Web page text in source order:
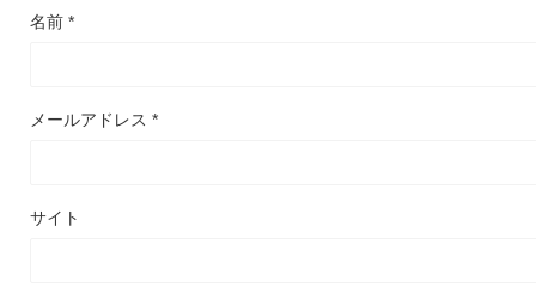
名前 *
メールアドレス *
サイト